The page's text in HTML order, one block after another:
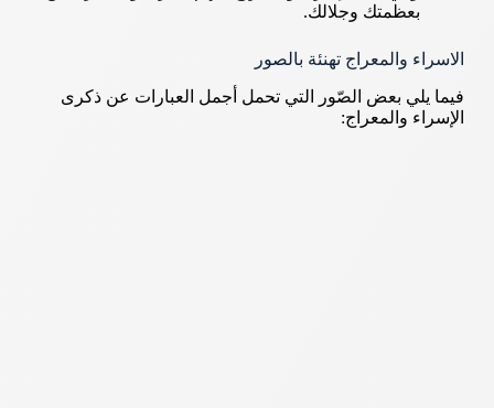
بعظمتك وجلالك.
الاسراء والمعراج تهنئة بالصور
فيما يلي بعض الصّور التي تحمل أجمل العبارات عن ذكرى
الإسراء والمعراج: